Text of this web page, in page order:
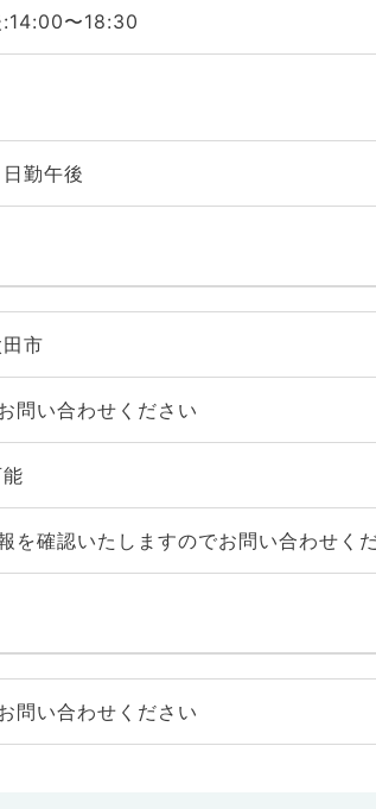
:14:00〜18:30
勤午後
市
問い合わせください
を確認いたしますのでお問い合わせく
問い合わせください